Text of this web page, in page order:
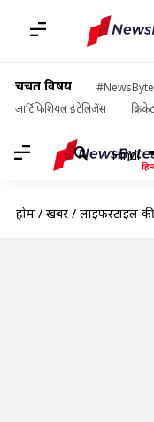
चर्चित विषय
आर्टिफिशियल इंटेलिजेंस
Hindi
होम / खबरें / लाइफस्टाइल